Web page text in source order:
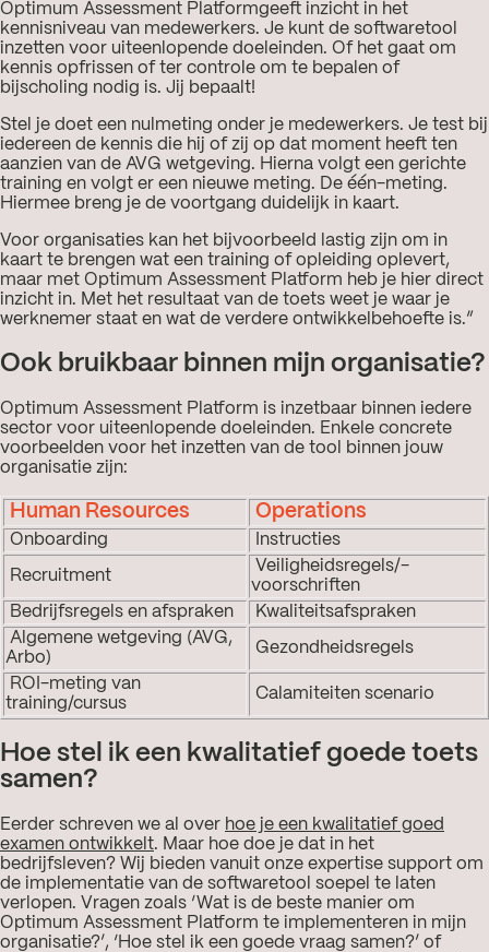
Optimum Assessment Platformgeeft inzicht in het
kennisniveau van medewerkers. Je kunt de softwaretool
inzetten voor uiteenlopende doeleinden. Of het gaat om
kennis opfrissen of ter controle om te bepalen of
bijscholing nodig is. Jij bepaalt!
Stel je doet een nulmeting onder je medewerkers. Je test bij
iedereen de kennis die hij of zij op dat moment heeft ten
aanzien van de AVG wetgeving. Hierna volgt een gerichte
training en volgt er een nieuwe meting. De één-meting.
Hiermee breng je de voortgang duidelijk in kaart.
Voor organisaties kan het bijvoorbeeld lastig zijn om in
kaart te brengen wat een training of opleiding oplevert,
maar met Optimum Assessment Platform heb je hier direct
inzicht in. Met het resultaat van de toets weet je waar je
werknemer staat en wat de verdere ontwikkelbehoefte is.”
Ook bruikbaar binnen mijn organisatie?
Optimum Assessment Platform is inzetbaar binnen iedere
sector voor uiteenlopende doeleinden. Enkele concrete
voorbeelden voor het inzetten van de tool binnen jouw
organisatie zijn:
Human Resources Operations
Onboarding Instructies
Recruitment
Veiligheidsregels/-
voorschriften
Bedrijfsregels en afspraken
Kwaliteitsafspraken
Algemene wetgeving (AVG,
Arbo)
Gezondheidsregels
ROI-meting van
training/cursus
Calamiteiten scenario
Hoe stel ik een kwalitatief goede toets
samen?
Eerder schreven we al over hoe je een kwalitatief goed
examen ontwikkelt. Maar hoe doe je dat in het
bedrijfsleven? Wij bieden vanuit onze expertise support om
de implementatie van de softwaretool soepel te laten
verlopen. Vragen zoals ‘Wat is de beste manier om
Optimum Assessment Platform te implementeren in mijn
organisatie?’, ‘Hoe stel ik een goede vraag samen?’ of